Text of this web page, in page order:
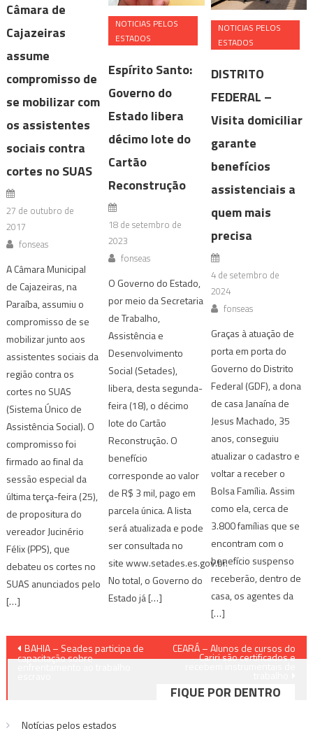
Câmara de
Cajazeiras
assume
compromisso de
se mobilizar com
os assistentes
sociais contra
cortes no SUAS
27 de outubro de
2017
fonseas
A Câmara Municipal
de Cajazeiras, na
Paraíba, assumiu o
compromisso de se
mobilizar junto aos
assistentes sociais da
região contra os
cortes no SUAS
(Sistema Único de
Assistência Social). O
compromisso foi
firmado ao final da
sessão especial da
última terça-feira (25),
de propositura do
vereador Jucinério
Félix (PPS), que
debateu os cortes no
SUAS anunciados pelo
[…]
NOTICIAS PELOS
ESTADOS
Espírito Santo:
Governo do
Estado libera
décimo lote do
Cartão
Reconstrução
18 de setembro de
2023
fonseas
O Governo do Estado,
por meio da Secretaria
de Trabalho,
Assistência e
Desenvolvimento
Social (Setades),
libera, desta segunda-
feira (18), o décimo
lote do Cartão
Reconstrução. O
benefício
corresponde ao valor
de R$ 3 mil, pago em
parcela única. A lista
será atualizada e pode
ser consultada no
site www.setades.es.gov.br.
No total, o Governo do
Estado já […]
NOTICIAS PELOS
ESTADOS
DISTRITO
FEDERAL –
Visita domiciliar
garante
benefícios
assistenciais a
quem mais
precisa
4 de setembro de
2024
fonseas
Graças à atuação de
porta em porta do
Governo do Distrito
Federal (GDF), a dona
de casa Janaína de
Jesus Machado, 35
anos, conseguiu
atualizar o cadastro e
voltar a receber o
Bolsa Família. Assim
como ela, cerca de
3.800 famílias que se
encontram com o
benefício suspenso
receberão, dentro de
casa, os agentes da
[…]
Navegação
Post
BAHIA – Seades participa de
capacitação sobre
CEARÁ – Alunos de cursos do
Cariri são certificados e
FIQUE POR DENTRO
Notícias pelos estados